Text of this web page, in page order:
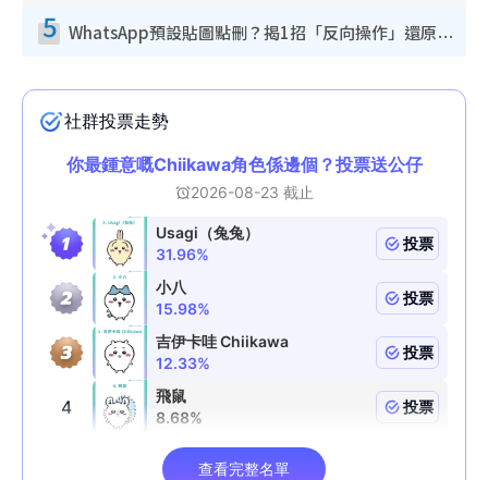
5 WhatsApp預設貼圖點刪？揭1招「反向操作」還原簡潔介面 附3步實測教學